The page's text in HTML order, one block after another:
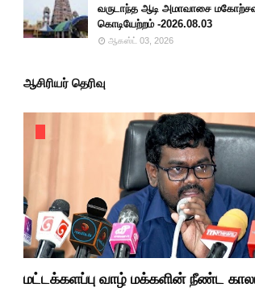
வருடாந்த ஆடி அமாவாசை
கொடியேற்றம் -2026.08.03
ஆகஸ்ட் 03, 2026
ஆசிரியர் தெரிவு
மட்டக்களப்பு வாழ் மக்களின் நீண்ட